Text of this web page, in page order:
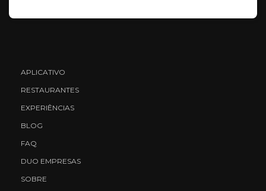
APLICATIVO
RESTAURANTES
EXPERIÊNCIAS
BLOG
FAQ
DUO EMPRESAS
SOBRE